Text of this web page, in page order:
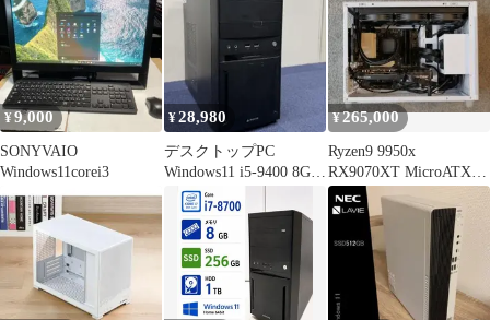
¥9,000
SONYVAIO
Windows11corei3
¥28,980
デスクトップPC
Windows11 i5-9400 8GB
SSD
¥265,000
Ryzen9 9950x
RX9070XT MicroATX
ゲーミングPC